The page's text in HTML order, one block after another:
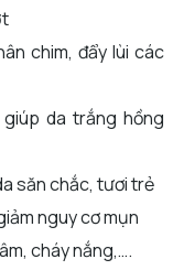
chim, đẩy lùi các
da trắng hồng
săn chắc, tươi trẻ
nguy cơ mụn
cháy nắng,….